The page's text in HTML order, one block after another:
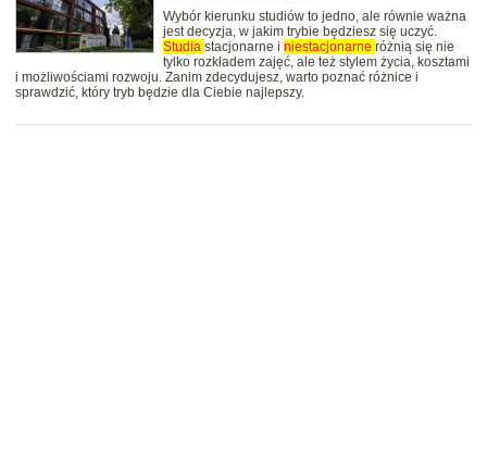
Wybór kierunku studiów to jedno, ale równie ważna
jest decyzja, w jakim trybie będziesz się uczyć.
Studia stacjonarne i niestacjonarne różnią się nie
tylko rozkładem zajęć, ale też stylem życia, kosztami
i możliwościami rozwoju. Zanim zdecydujesz, warto poznać różnice i
sprawdzić, który tryb będzie dla Ciebie najlepszy.